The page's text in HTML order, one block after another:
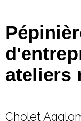
Economie
Services
Contacts
ateliers
Cholet